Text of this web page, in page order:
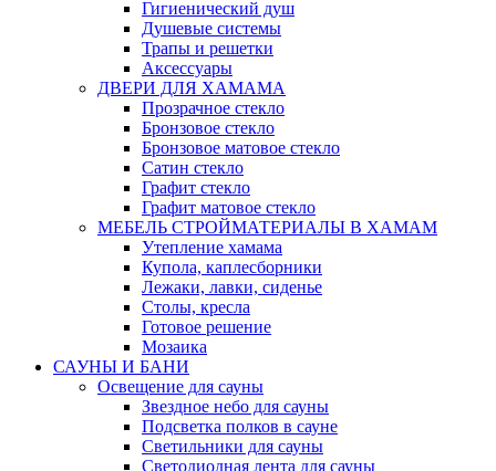
Гигиенический душ
Душевые системы
Трапы и решетки
Аксессуары
ДВЕРИ ДЛЯ ХАМАМА
Прозрачное стекло
Бронзовое стекло
Бронзовое матовое стекло
Сатин стекло
Графит стекло
Графит матовое стекло
МЕБЕЛЬ СТРОЙМАТЕРИАЛЫ В ХАМАМ
Утепление хамама
Купола, каплесборники
Лежаки, лавки, сиденье
Столы, кресла
Готовое решение
Мозаика
САУНЫ И БАНИ
Освещение для сауны
Звездное небо для сауны
Подсветка полков в сауне
Светильники для сауны
Светодиодная лента для сауны